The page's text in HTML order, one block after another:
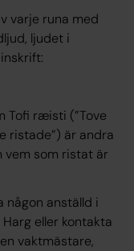
varje runa med
ljudet i
Tofi ræisti (”Tove
ristade”) är andra
vem som ristat är
någon anställd i
eller kontakta
vaktmästare,